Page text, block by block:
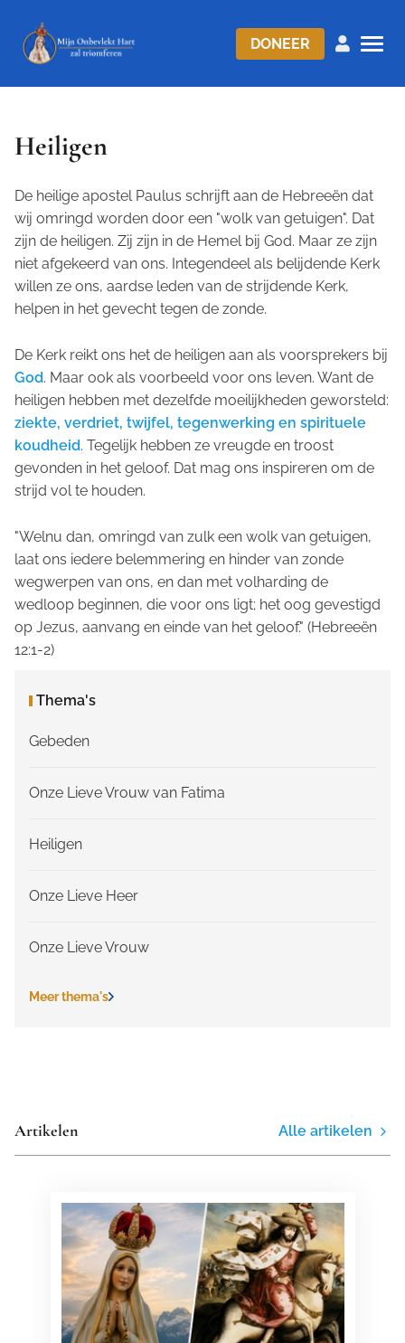
DONEER
Heiligen
De heilige apostel Paulus schrijft aan de Hebreeën dat
wij omringd worden door een "wolk van getuigen". Dat
zijn de heiligen. Zij zijn in de Hemel bij God. Maar ze zijn
niet afgekeerd van ons. Integendeel als belijdende Kerk
willen ze ons, aardse leden van de strijdende Kerk,
helpen in het gevecht tegen de zonde.
De Kerk reikt ons het de heiligen aan als voorsprekers bij
God. Maar ook als voorbeeld voor ons leven. Want de
heiligen hebben met dezelfde moeilijkheden geworsteld:
ziekte, verdriet, twijfel, tegenwerking en spirituele
koudheid. Tegelijk hebben ze vreugde en troost
gevonden in het geloof. Dat mag ons inspireren om de
strijd vol te houden.
"Welnu dan, omringd van zulk een wolk van getuigen,
laat ons iedere belemmering en hinder van zonde
wegwerpen van ons, en dan met volharding de
wedloop beginnen, die voor ons ligt; het oog gevestigd
op Jezus, aanvang en einde van het geloof." (Hebreeën
12:1-2)
Thema's
Gebeden
Onze Lieve Vrouw van Fatima
Heiligen
Onze Lieve Heer
Onze Lieve Vrouw
Meer thema's
Artikelen Alle artikelen